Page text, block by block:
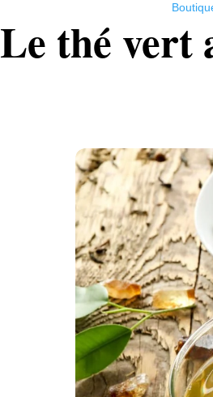
Le thé vert